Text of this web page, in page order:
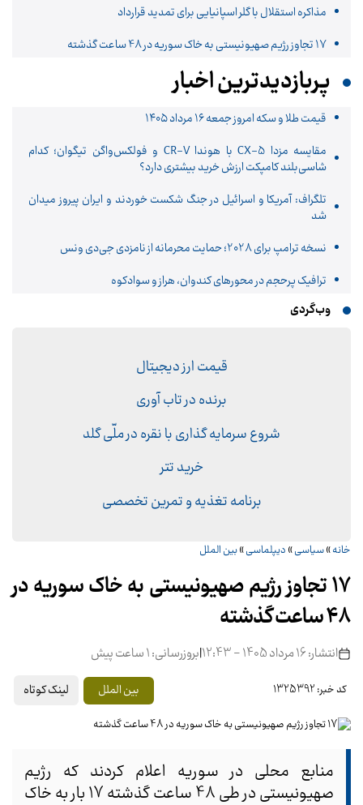
مذاکره استقلال با گلر اسپانیایی برای تمدید قرارداد
17 تجاوز رژیم صهیونیستی به خاک سوریه در 48 ساعت گذشته
پربازدیدترین اخبار
قیمت طلا و سکه امروز جمعه ۱۶ مرداد ۱۴۰۵
مقایسه مزدا CX-5 با هوندا CR-V و فولکس‌واگن تیگوان؛ کدام
شاسی‌بلند کامپکت ارزش خرید بیشتری دارد؟
تلگراف: آمریکا و اسرائیل در جنگ شکست خوردند و ایران پیروز میدان
شد
نسخه ترامپ برای 2028؛ حمایت محرمانه از نامزدی جی‌دی ونس
ترافیک پرحجم در محورهای کندوان، هراز و سوادکوه
وب‌گردی
قیمت ارز دیجیتال
برنده در تاب آوری
شروع سرمایه گذاری با نقره در ملّی گلد
خرید تتر
برنامه تغذیه و تمرین تخصصی